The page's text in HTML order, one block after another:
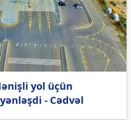
yol üçün
- Cədvəl